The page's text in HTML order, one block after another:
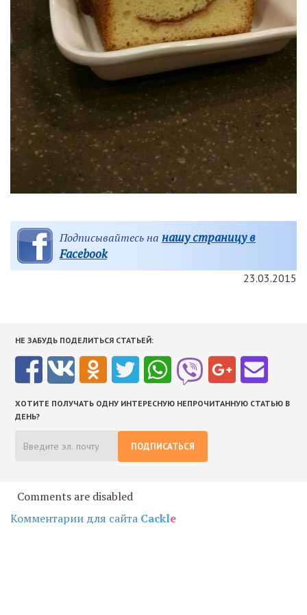
Подписывайтесь на нашу страницу в
Facebook
23.03.2015
НЕ ЗАБУДЬ ПОДЕЛИТЬСЯ СТАТЬЕЙ:
ХОТИТЕ ПОЛУЧАТЬ ОДНУ ИНТЕРЕСНУЮ НЕПРОЧИТАННУЮ СТАТЬЮ В
ДЕНЬ?
ПОДПИСАТЬСЯ
Comments are disabled
Комментарии для сайта Cackle